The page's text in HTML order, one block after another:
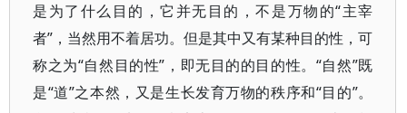
是为了什么目的，它并无目的，不是万物的“主宰
者”，当然用不着居功。但是其中又有某种目的性，可
称之为“自然目的性”，即无目的的目的性。“自然”既
是“道”之本然，又是生长发育万物的秩序和“目的”。